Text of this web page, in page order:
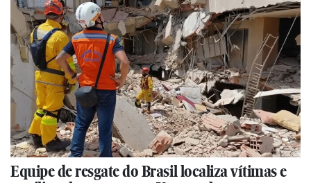
Equipe de resgate do Brasil localiza vítimas e